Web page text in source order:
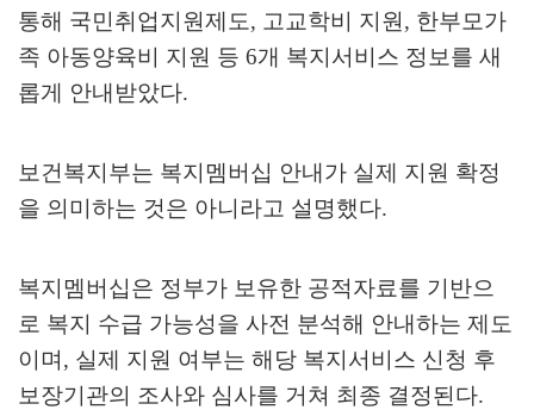
통해 국민취업지원제도, 고교학비 지원 , 한부모가
족 아동양육비 지원 등 6개 복지서비스 정보를 새
롭게 안내받았다.
보건복지부는 복지멤버십 안내가 실제 지원 확정
을 의미하는 것은 아니라고 설명했다.
복지멤버십은 정부가 보유한 공적자료를 기반으
로 복지 수급 가능성을 사전 분석해 안내하는 제도
이며 , 실제 지원 여부는 해당 복지서비스 신청 후
보장기관의 조사와 심사를 거쳐 최종 결정된다.